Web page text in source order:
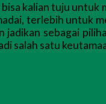
kalian tuju untuk
terlebih untuk
jadikan sebagai
salah satu